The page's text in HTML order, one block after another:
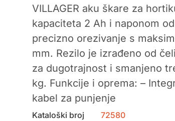
VILLAGER aku škare za
kapaciteta 2 Ah i naponom
precizno orezivanje s
mm. Rezilo je izrađeno od
za dugotrajnost i smanjeno
kg. Funkcije i oprema: –
kabel za punjenje
Kataloški broj
72580